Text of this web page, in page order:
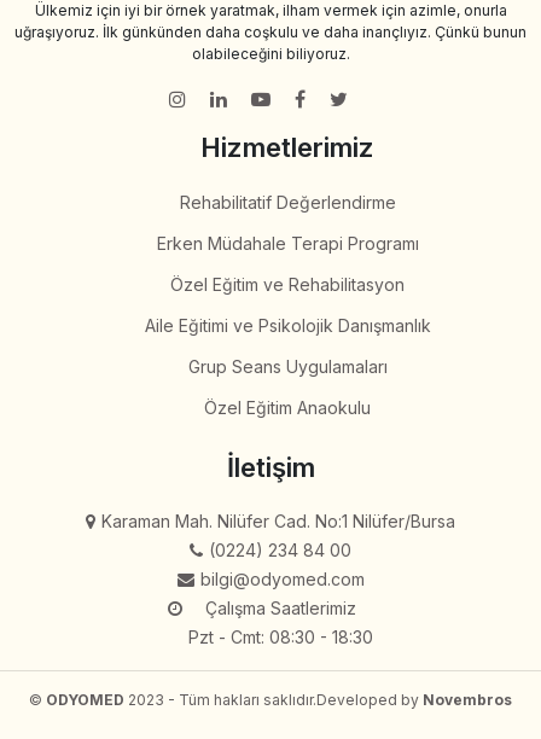
Ülkemiz için iyi bir örnek yaratmak, ilham vermek için azimle, onurla
uğraşıyoruz. İlk günkünden daha coşkulu ve daha inançlıyız. Çünkü bunun
olabileceğini biliyoruz.
Hizmetlerimiz
Rehabilitatif Değerlendirme
Erken Müdahale Terapi Programı
Özel Eğitim ve Rehabilitasyon
Aile Eğitimi ve Psikolojik Danışmanlık
Grup Seans Uygulamaları
Özel Eğitim Anaokulu
İletişim
Karaman Mah. Nilüfer Cad. No:1 Nilüfer/Bursa
(0224) 234 84 00
bilgi@odyomed.com
Çalışma Saatlerimiz
Pzt - Cmt: 08:30 - 18:30
© ODYOMED 2023 - Tüm hakları saklıdır.Developed by Novembros